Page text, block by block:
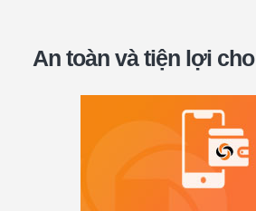
An toàn và tiện lợi cho